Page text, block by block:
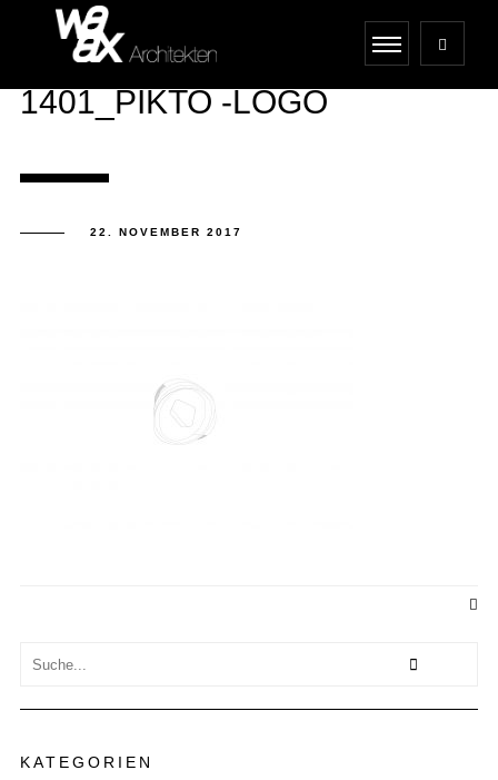
1401_PIKTO -LOGO
22. NOVEMBER 2017
KATEGORIEN